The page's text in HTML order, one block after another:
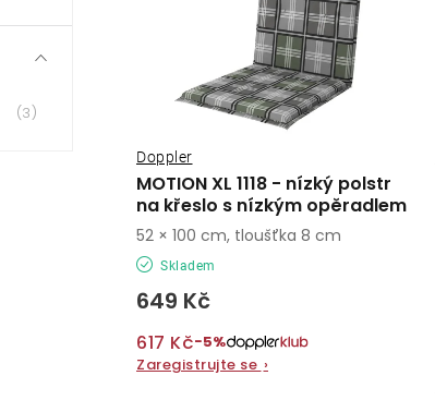
3
o
d
u
k
t
ů
MOTION XL 1118 - nízký polstr
na křeslo s nízkým opěradlem
Doppler
Skladem
649 Kč
617 Kč−5%
Zaregistrujte se ›
52 × 100 cm, tloušťka 8 cm